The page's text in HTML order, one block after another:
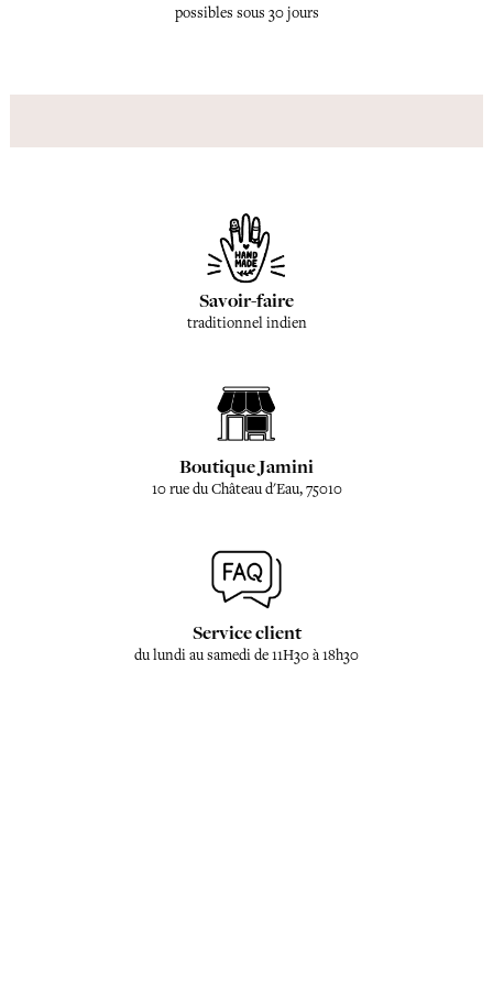
possibles sous 30 jours
Savoir-faire
traditionnel indien
Boutique Jamini
10 rue du Château d'Eau, 75010
Service client
du lundi au samedi de 11H30 à 18h30